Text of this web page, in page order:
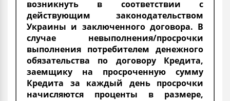
возникнуть в соответствии с
действующим законодательством
Украины и заключенного договора. В
случае невыполнения/просрочки
выполнения потребителем денежного
обязательства по договору Кредита,
заемщику на просроченную сумму
Кредита за каждый день просрочки
начисляются проценты в размере,